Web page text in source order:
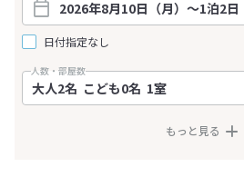
日付指定なし
人数・部屋数
もっと見る